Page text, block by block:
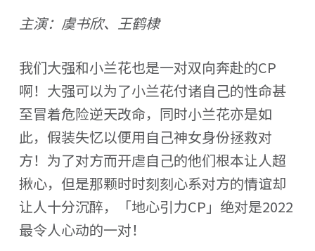
主演：虞书欣、王鹤棣
我们大强和小兰花也是一对双向奔赴的CP
啊！大强可以为了小兰花付诸自己的性命甚
至冒着危险逆天改命，同时小兰花亦是如
此，假装失忆以便用自己神女身份拯救对
方！为了对方而开虐自己的他们根本让人超
揪心，但是那颗时时刻刻心系对方的情谊却
让人十分沉醉，「地心引力CP」绝对是2022
最令人心动的一对！